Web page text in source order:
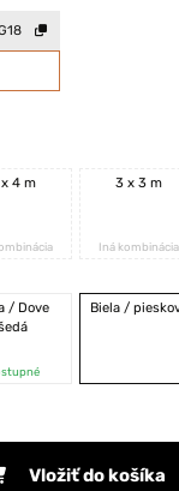
4 m 3 x 3 m
Iná kombinácia
/ Dove
Biela /
Vložiť do košíka